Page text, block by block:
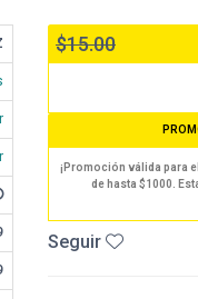
$15.00
¡Promoción válida para
de hasta $1000.
Seguir